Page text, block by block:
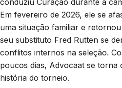
conduziu Curaçao durante a
Em fevereiro de 2026, ele se
uma situação familiar e
seu substituto Fred Rutten se
conflitos internos na seleção.
poucos dias, Advocaat se torna
história do torneio.